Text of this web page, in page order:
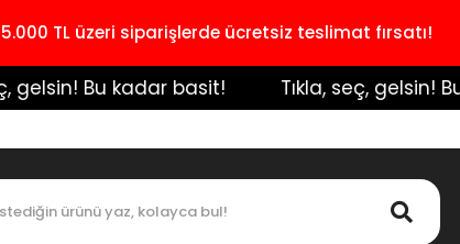
TL üzeri siparişlerde ücretsiz teslimat fırsatı!
Bu kadar basit! Tıkla, seç, gelsin! Bu